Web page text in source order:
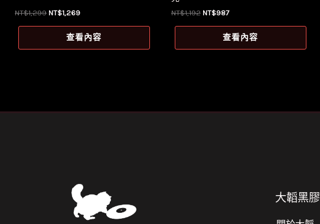
NT$1,299 原
NT$1,299。
NT$1,269目
價
格：
NT$1,269。
查看內容
NT$1,192 原
NT$1,192。
NT$987目
價
格：
NT$987。
查看內容
大韜黑膠